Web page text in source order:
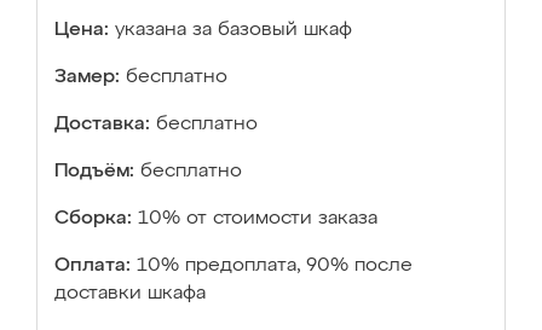
Цена: указана за базовый шкаф
Замер: бесплатно
Доставка: бесплатно
Подъём: бесплатно
Сборка: 10% от стоимости заказа
Оплата: 10% предоплата, 90% после
доставки шкафа